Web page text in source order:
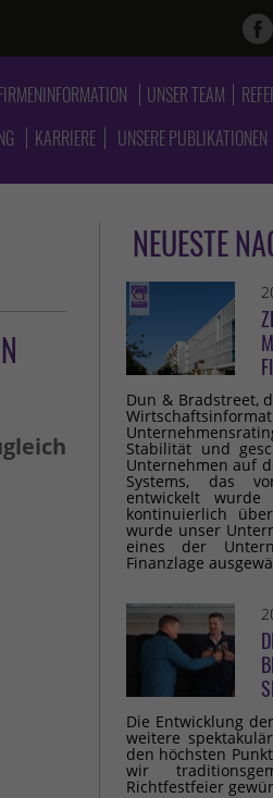
UNSER TEAM
KARRIERE UNSERE PUBLIKATIONEN
NEUESTE
Dun & Bradstreet,
Stabilität und
Unternehmen auf
Systems, das
entwickelt wurde
kontinuierlich
wurde unser
eines der
Finanzlage
Die Entwicklung
weitere
den höchsten
wir
Richtfestfeier